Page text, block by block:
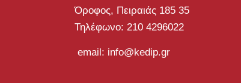
Όροφος, Πειραιάς 185 35
Τηλέφωνο: 210 4296022
email: info@kedip.gr